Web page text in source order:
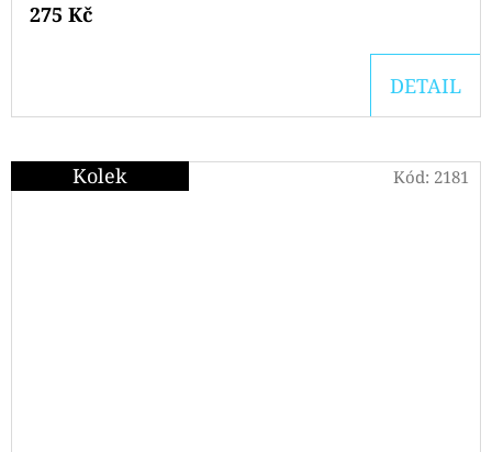
275 Kč
DETAIL
Kolek Kód: 2181